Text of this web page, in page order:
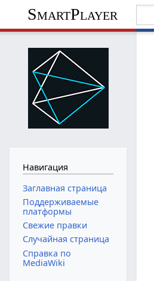
SmartPlayer
Навигация
Заглавная страница
Поддерживаемые
платформы
Свежие правки
Случайная страница
Справка по
MediaWiki